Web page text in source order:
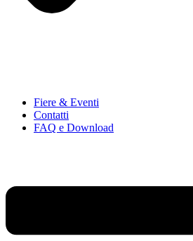
Fiere & Eventi
Contatti
FAQ e Download